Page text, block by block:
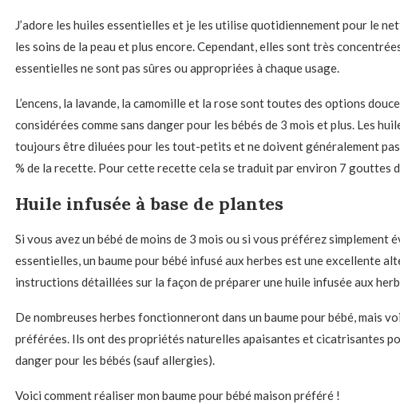
J’adore les huiles essentielles et je les utilise quotidiennement pour le
les soins de la peau et plus encore. Cependant, elles sont très
essentielles ne sont pas sûres ou appropriées à chaque usage.
L’encens, la lavande, la camomille et la rose sont toutes des options
considérées comme sans danger pour les bébés de 3 mois et plus. Les
toujours être diluées pour les tout-petits et ne doivent généralement
% de la recette. Pour cette recette cela se traduit par environ 7 gouttes
Huile infusée à base de plantes
Si vous avez un bébé de moins de 3 mois ou si vous préférez simplement
essentielles, un baume pour bébé infusé aux herbes est une excellente
instructions détaillées sur la façon de préparer une huile infusée aux
De nombreuses herbes fonctionneront dans un baume pour bébé, mais
préférées. Ils ont des propriétés naturelles apaisantes et cicatrisantes
danger pour les bébés (sauf allergies).
Voici comment réaliser mon baume pour bébé maison préféré !